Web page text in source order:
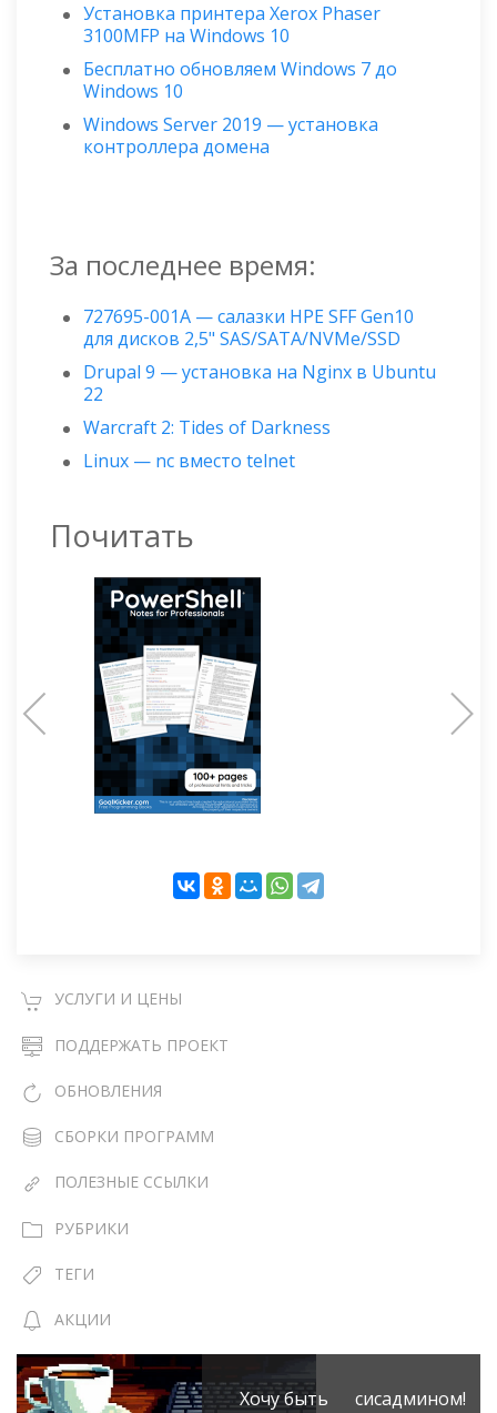
Установка принтера Xerox Phaser
3100MFP на Windows 10
Бесплатно обновляем Windows 7 до
Windows 10
Windows Server 2019 — установка
контроллера домена
За последнее время:
727695-001A — салазки HPE SFF Gen10
для дисков 2,5" SAS/SATA/NVMe/SSD
Drupal 9 — установка на Nginx в Ubuntu
22
Warcraft 2: Tides of Darkness
Linux — nc вместо telnet
Почитать
УСЛУГИ И ЦЕНЫ
ПОДДЕРЖАТЬ ПРОЕКТ
ОБНОВЛЕНИЯ
СБОРКИ ПРОГРАММ
ПОЛЕЗНЫЕ ССЫЛКИ
РУБРИКИ
ТЕГИ
АКЦИИ
Хочу быть сисадмином!